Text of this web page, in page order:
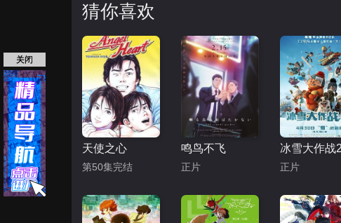
猜你喜欢
天使之心
第50集完结
鸣鸟不飞
正片 正片
关闭